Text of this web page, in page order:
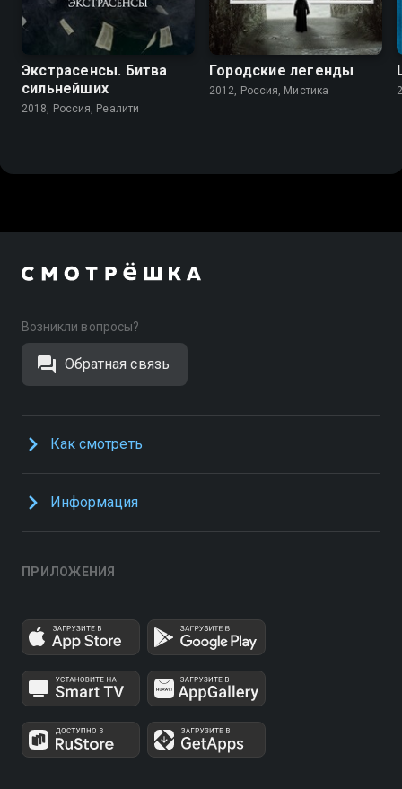
Экстрасенсы. Битва
сильнейших
2018, Россия, Реалити
Городские легенды
2012, Россия, Мистика
Возникли вопросы?
Обратная связь
Как смотреть
Информация
ПРИЛОЖЕНИЯ